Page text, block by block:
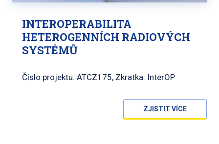
INTEROPERABILITA
HETEROGENNÍCH RADIOVÝCH
SYSTÉMŮ
Číslo projektu: ATCZ175, Zkratka: InterOP
ZJISTIT VÍCE